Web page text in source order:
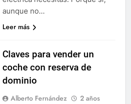
aunque no…
Leer más
Claves para vender un
coche con reserva de
dominio
Alberto Fernández
2 años